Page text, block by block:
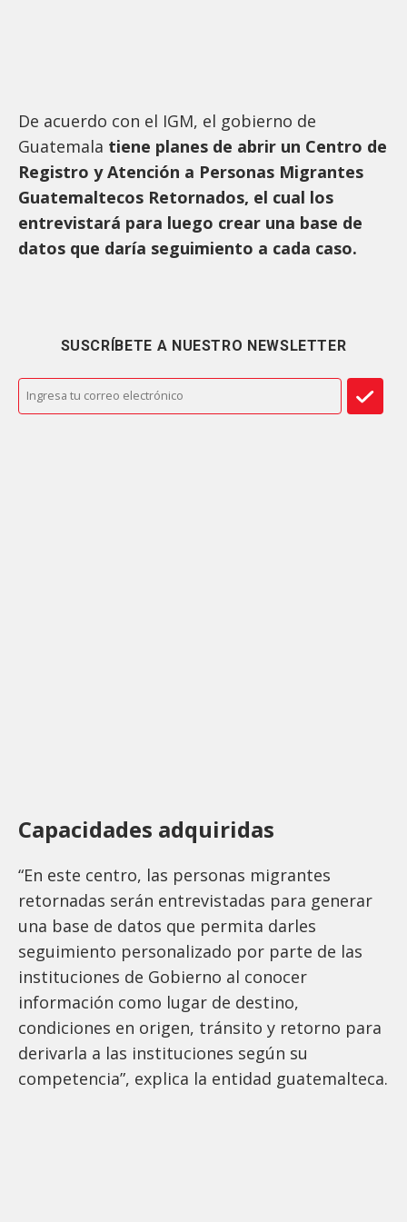
De acuerdo con el IGM, el gobierno de
Guatemala tiene planes de abrir un Centro de
Registro y Atención a Personas Migrantes
Guatemaltecos Retornados, el cual los
entrevistará para luego crear una base de
datos que daría seguimiento a cada caso.
SUSCRÍBETE A NUESTRO NEWSLETTER
Capacidades adquiridas
“En este centro, las personas migrantes
retornadas serán entrevistadas para generar
una base de datos que permita darles
seguimiento personalizado por parte de las
instituciones de Gobierno al conocer
información como lugar de destino,
condiciones en origen, tránsito y retorno para
derivarla a las instituciones según su
competencia”, explica la entidad guatemalteca.